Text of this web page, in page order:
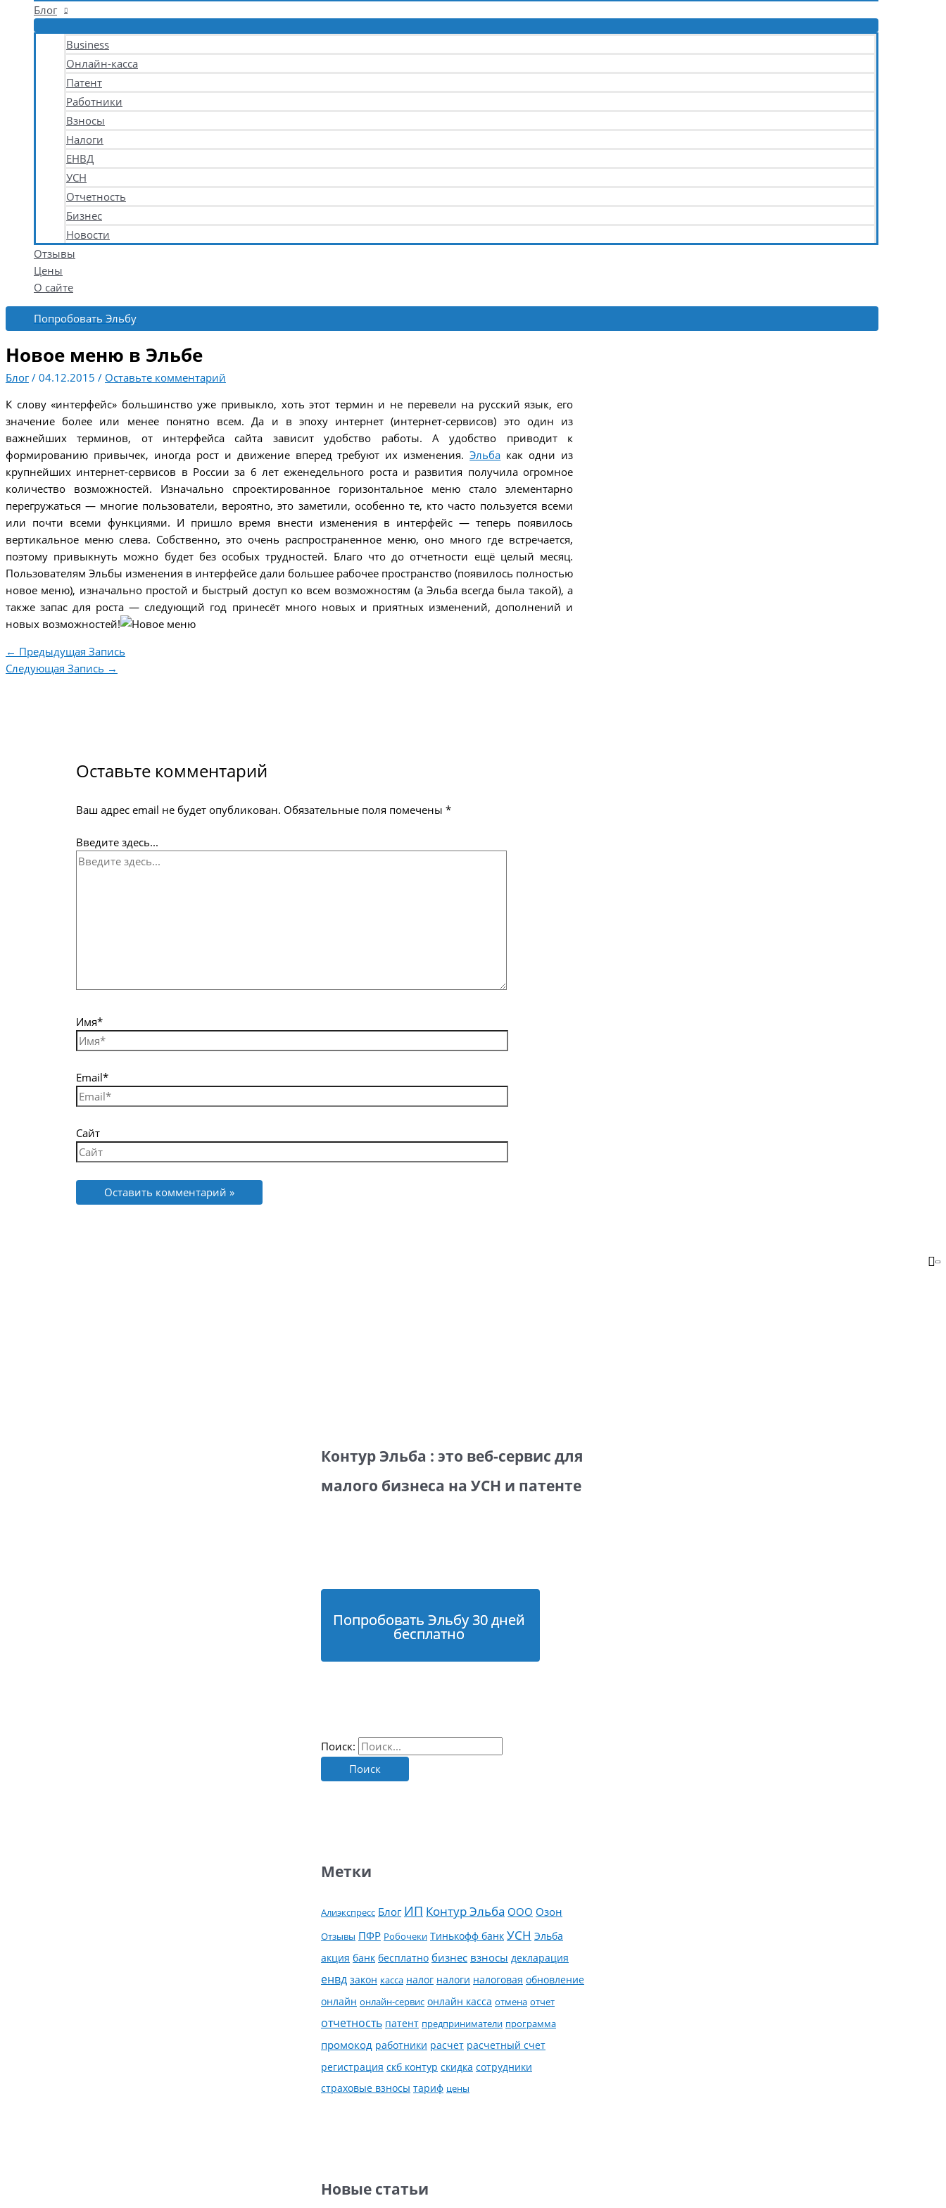
Блог
Business
Онлайн-касса
Патент
Работники
Взносы
Налоги
ЕНВД
УСН
Отчетность
Бизнес
Новости
Отзывы
Цены
О сайте
Попробовать Эльбу
Новое меню в Эльбе
Блог/ 04.12.2015 / Оставьте комментарий
К слову «интерфейс» большинство уже привыкло, хоть этот термин и не перевели на русский язык, его
значение более или менее понятно всем. Да и в эпоху интернет (интернет-сервисов) это один из
важнейших терминов, от интерфейса сайта зависит удобство работы. А удобство приводит к
формированию привычек, иногда рост и движение вперед требуют их изменения.Эльба как одни из
крупнейших интернет-сервисов в России за 6 лет еженедельного роста и развития получила огромное
количество возможностей. Изначально спроектированное горизонтальное меню стало элементарно
перегружаться — многие пользователи, вероятно, это заметили, особенно те, кто часто пользуется всеми
или почти всеми функциями. И пришло время внести изменения в интерфейс — теперь появилось
вертикальное меню слева. Собственно, это очень распространенное меню, оно много где встречается,
поэтому привыкнуть можно будет без особых трудностей. Благо что до отчетности ещё целый месяц.
Пользователям Эльбы изменения в интерфейсе дали большее рабочее пространство (появилось полностью
новое меню), изначально простой и быстрый доступ ко всем возможностям (а Эльба всегда была такой), а
также запас для роста — следующий год принесёт много новых и приятных изменений, дополнений и
новых возможностей!
← Предыдущая Запись
Следующая Запись →
Оставьте комментарий
Ваш адрес email не будет опубликован. Обязательные поля помечены*
Введите здесь...
Имя*
Email*
Сайт
Контур Эльба : это веб-сервис для
малого бизнеса на УСН и патенте
Попробовать Эльбу 30 дней
бесплатно
Поиск:
Метки
Алиэкспресс Блог ИП Контур Эльба ООО Озон
Отзывы ПФР Робочеки Тинькофф банк УСН Эльба
акция банк бесплатно бизнес взносы декларация
енвд закон касса налог налоги налоговая обновление
онлайн онлайн-сервис онлайн касса отмена отчет
отчетность патент предприниматели программа
промокод работники расчет расчетный счет
регистрация скб контур скидка сотрудники
страховые взносы тариф цены
Новые статьи